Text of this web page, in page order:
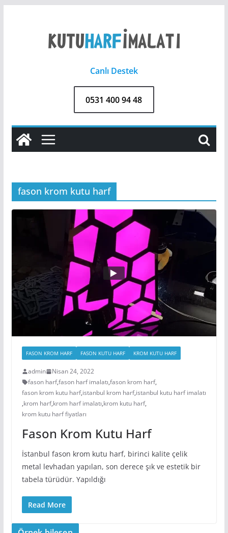
Canlı Destek
0531 400 94 48
fason krom kutu harf
FASON KROM HARF FASON KUTU HARF KROM KUTU HARF
admin
Nisan 24, 2022
fason harf,fason harf imalatı,fason krom harf,
fason krom kutu harf,istanbul krom harf,istanbul kutu harf imalatı
,krom harf,krom harf imalatı,krom kutu harf,
krom kutu harf fiyatları
Fason Krom Kutu Harf
İstanbul fason krom kutu harf, birinci kalite çelik
metal levhadan yapılan, son derece şık ve estetik bir
tabela türüdür. Yapıldığı
Read More